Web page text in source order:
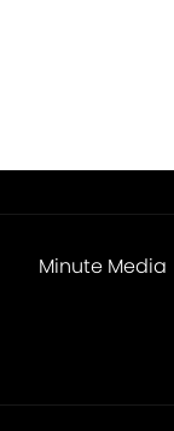
Minute Media